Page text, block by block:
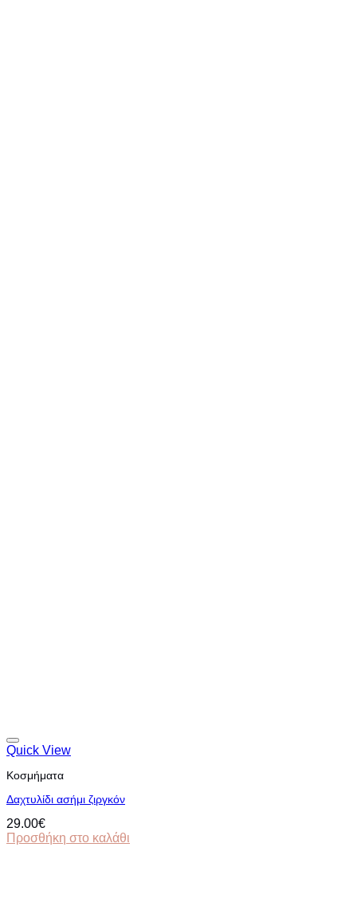
Quick View
Κοσμήματα
Δαχτυλίδι ασήμι ζιργκόν
29.00€
Προσθήκη στο καλάθι